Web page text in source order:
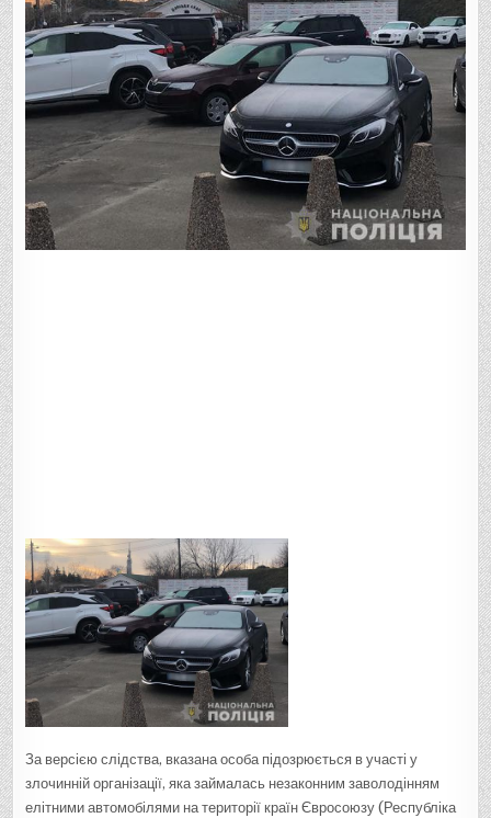
За версією слідства, вказана особа підозрюється в участі у
злочинній організації, яка займалась незаконним заволодінням
елітними автомобілями на території країн Євросоюзу (Республіка